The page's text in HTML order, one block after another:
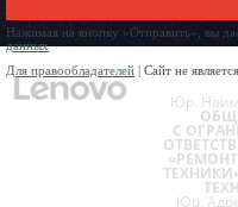
Нажимая на кнопку «Отправить», вы
данных
Для правообладателей | Сайт не
Юр.
С
Юр.